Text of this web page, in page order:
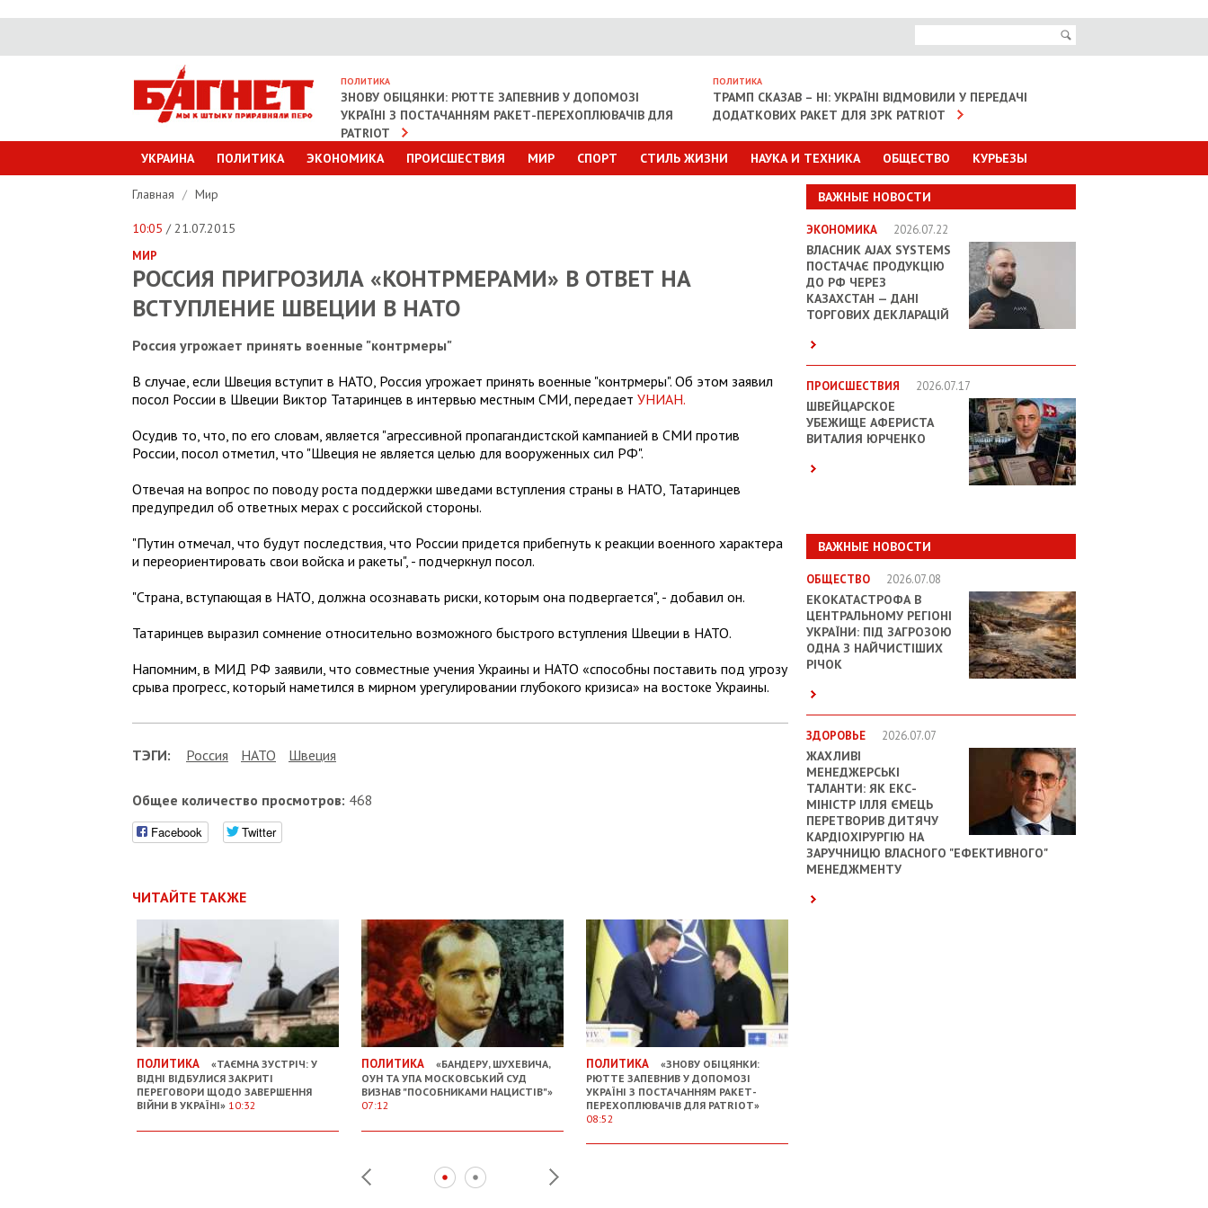
ПОЛИТИКА
ЗНОВУ ОБІЦЯНКИ: РЮТТЕ ЗАПЕВНИВ У ДОПОМОЗІ
УКРАЇНІ З ПОСТАЧАННЯМ РАКЕТ-ПЕРЕХОПЛЮВАЧІВ ДЛЯ
PATRIOT
ПОЛИТИКА
ТРАМП СКАЗАВ – НІ: УКРАЇНІ ВІДМОВИЛИ У ПЕРЕДАЧІ
ДОДАТКОВИХ РАКЕТ ДЛЯ ЗРК PATRIOT
УКРАИНА ПОЛИТИКА ЭКОНОМИКА ПРОИСШЕСТВИЯ МИР СПОРТ СТИЛЬ ЖИЗНИ НАУКА И ТЕХНИКА ОБЩЕСТВО КУРЬЕЗЫ
ВАЖНЫЕ НОВОСТИ
ЭКОНОМИКА 2026.07.22
ВЛАСНИК AJAX SYSTEMS
ПОСТАЧАЄ ПРОДУКЦІЮ
ДО РФ ЧЕРЕЗ
КАЗАХСТАН — ДАНІ
ТОРГОВИХ ДЕКЛАРАЦІЙ
ПРОИСШЕСТВИЯ 2026.07.17
ШВЕЙЦАРСКОЕ
УБЕЖИЩЕ АФЕРИСТА
ВИТАЛИЯ ЮРЧЕНКО
ВАЖНЫЕ НОВОСТИ
ОБЩЕСТВО 2026.07.08
ЕКОКАТАСТРОФА В
ЦЕНТРАЛЬНОМУ РЕГІОНІ
УКРАЇНИ: ПІД ЗАГРОЗОЮ
ОДНА З НАЙЧИСТІШИХ
РІЧОК
ЗДОРОВЬЕ 2026.07.07
ЖАХЛИВІ
МЕНЕДЖЕРСЬКІ
ТАЛАНТИ: ЯК ЕКС-
МІНІСТР ІЛЛЯ ЄМЕЦЬ
ПЕРЕТВОРИВ ДИТЯЧУ
КАРДІОХІРУРГІЮ НА
ЗАРУЧНИЦЮ ВЛАСНОГО "ЕФЕКТИВНОГО"
МЕНЕДЖМЕНТУ
Главная / Мир
10:05 / 21.07.2015
МИР
РОССИЯ ПРИГРОЗИЛА «КОНТРМЕРАМИ» В ОТВЕТ НА
ВСТУПЛЕНИЕ ШВЕЦИИ В НАТО
Россия угрожает принять военные "контрмеры"
В случае, если Швеция вступит в НАТО, Россия угрожает принять военные "контрмеры". Об этом заявил
посол России в Швеции Виктор Татаринцев в интервью местным СМИ, передает УНИАН.
Осудив то, что, по его словам, является "агрессивной пропагандистской кампанией в СМИ против
России, посол отметил, что "Швеция не является целью для вооруженных сил РФ".
Отвечая на вопрос по поводу роста поддержки шведами вступления страны в НАТО, Татаринцев
предупредил об ответных мерах с российской стороны.
"Путин отмечал, что будут последствия, что России придется прибегнуть к реакции военного характера
и переориентировать свои войска и ракеты", - подчеркнул посол.
"Страна, вступающая в НАТО, должна осознавать риски, которым она подвергается", - добавил он.
Татаринцев выразил сомнение относительно возможного быстрого вступления Швеции в НАТО.
Напомним, в МИД РФ заявили, что совместные учения Украины и НАТО «способны поставить под угрозу
срыва прогресс, который наметился в мирном урегулировании глубокого кризиса» на востоке Украины.
ТЭГИ: Россия НАТО Швеция
Общее количество просмотров: 468
Facebook Twitter
ЧИТАЙТЕ ТАКЖЕ
ПОЛИТИКА
«ТАЄМНА ЗУСТРІЧ: У
ВІДНІ ВІДБУЛИСЯ ЗАКРИТІ
ПЕРЕГОВОРИ ЩОДО ЗАВЕРШЕННЯ
ВІЙНИ В УКРАЇНІ» 10:32
ПОЛИТИКА
«БАНДЕРУ, ШУХЕВИЧА,
ОУН ТА УПА МОСКОВСЬКИЙ СУД
ВИЗНАВ "ПОСОБНИКАМИ НАЦИСТІВ"»
07:12
ПОЛИТИКА
«ЗНОВУ ОБІЦЯНКИ:
РЮТТЕ ЗАПЕВНИВ У ДОПОМОЗІ
УКРАЇНІ З ПОСТАЧАННЯМ РАКЕТ-
ПЕРЕХОПЛЮВАЧІВ ДЛЯ PATRIOT»
08:52